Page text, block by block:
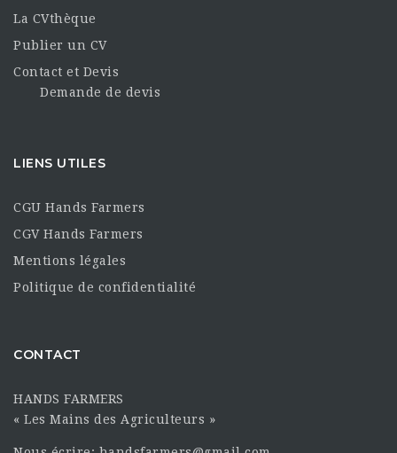
La CVthèque
Publier un CV
Contact et Devis
Demande de devis
LIENS UTILES
CGU Hands Farmers
CGV Hands Farmers
Mentions légales
Politique de confidentialité
CONTACT
HANDS FARMERS
« Les Mains des Agriculteurs »